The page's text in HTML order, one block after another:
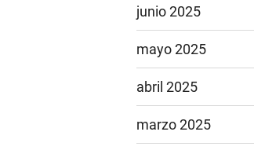
junio 2025
mayo 2025
abril 2025
marzo 2025